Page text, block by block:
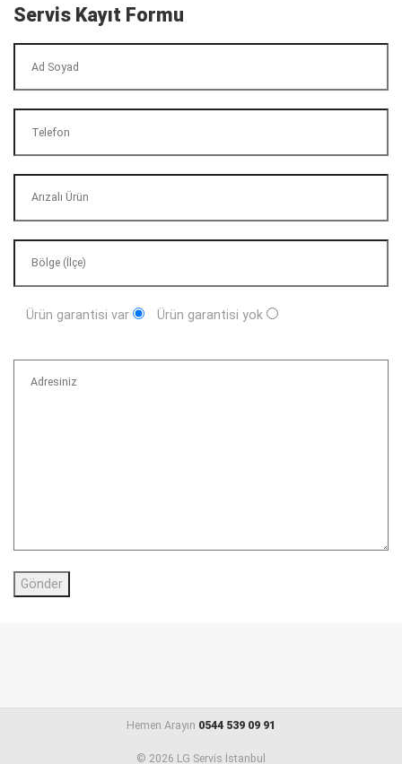
Servis Kayıt Formu
Ürün garantisi var Ürün garantisi yok
Hemen Arayın 0544 539 09 91
© 2026 LG Servis İstanbul